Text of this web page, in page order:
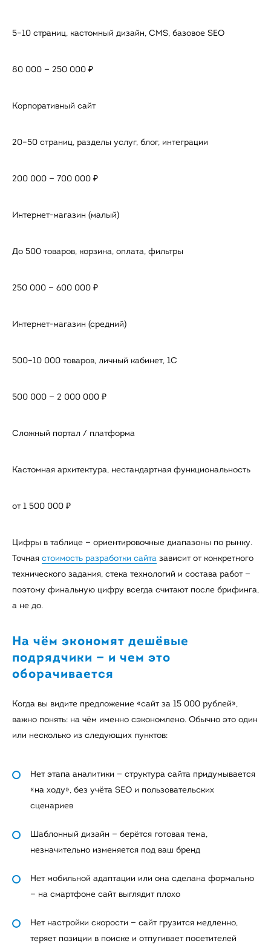
5–10 страниц, кастомный дизайн, CMS, базовое SEO
80 000 — 250 000 ₽
Корпоративный сайт
20–50 страниц, разделы услуг, блог, интеграции
200 000 — 700 000 ₽
Интернет-магазин (малый)
До 500 товаров, корзина, оплата, фильтры
250 000 — 600 000 ₽
Интернет-магазин (средний)
500–10 000 товаров, личный кабинет, 1С
500 000 — 2 000 000 ₽
Сложный портал / платформа
Кастомная архитектура, нестандартная функциональность
от 1 500 000 ₽
Цифры в таблице — ориентировочные диапазоны по рынку.
Точная стоимость разработки сайта зависит от конкретного
технического задания, стека технологий и состава работ —
поэтому финальную цифру всегда считают после брифинга,
а не до.
На чём экономят дешёвые
подрядчики — и чем это
оборачивается
Когда вы видите предложение «сайт за 15 000 рублей»,
важно понять: на чём именно сэкономлено. Обычно это один
или несколько из следующих пунктов:
Нет этапа аналитики — структура сайта придумывается
«на ходу», без учёта SEO и пользовательских
сценариев
Шаблонный дизайн — берётся готовая тема,
незначительно изменяется под ваш бренд
Нет мобильной адаптации или она сделана формально
— на смартфоне сайт выглядит плохо
Нет настройки скорости — сайт грузится медленно,
теряет позиции в поиске и отпугивает посетителей